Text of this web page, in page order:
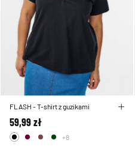
FLASH - T-shirt z guzikami
59,99 zł
+8